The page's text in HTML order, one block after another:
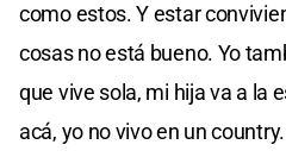
como estos. Y estar
cosas no está bueno. Yo
que vive sola, mi hija va a la
acá, yo no vivo en un